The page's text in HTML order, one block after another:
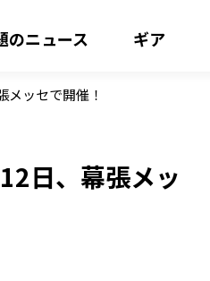
のニュース ギア
メッセで開催！
日、幕張メッ